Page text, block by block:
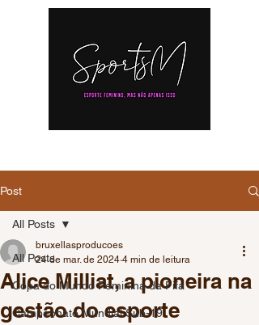
Post
All Posts
Copa do Mundo Feminina da Fifa
Campeonato Mundial Sub-19
All Posts
Alice Milliat, a pioneira na
gestão do esporte
bruxellasproducoes
24 de mar. de 2024 4 min de leitura